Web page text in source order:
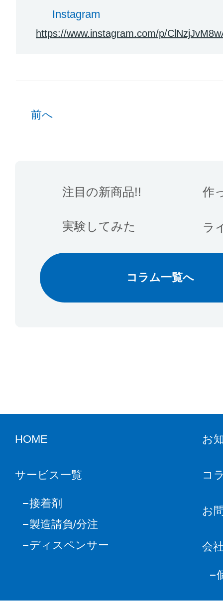
注目の新商品!! 作
実験してみた ラ
コラム一覧へ
Instagram
https://www.instagram.com/p/
前へ
HOME
サービス一覧
接着剤
製造請負/分注
ディスペンサー
お
コ
お
会